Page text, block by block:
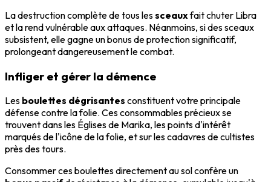
La destruction complète de tous lessceauxfait chuter Libra
et la rend vulnérable aux attaques. Néanmoins, si des sceaux
subsistent, elle gagne un bonus de protection significatif,
prolongeant dangereusement le combat.
Infliger et gérer la démence
Les boulettes dégrisantes constituent votre principale
défense contre la folie. Ces consommables précieux se
trouvent dans les Églises de Marika, les points d'intérêt
marqués de l'icône de la folie, et sur les cadavres de cultistes
près des tours.
Consommer ces boulettes directement au sol confère un